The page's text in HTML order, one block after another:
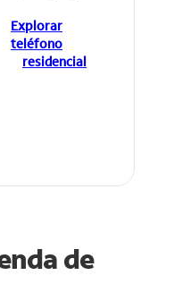
Explorar
teléfono
residencial
de